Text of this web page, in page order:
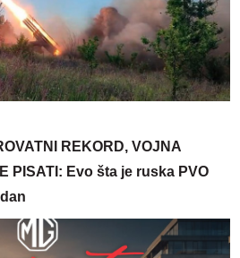
REKORD, VOJNA
PISATI: Evo šta je ruska PVO